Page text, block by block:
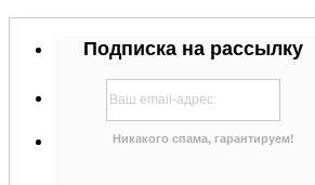
Подписка на рассылку
Никакого спама, гарантируем!